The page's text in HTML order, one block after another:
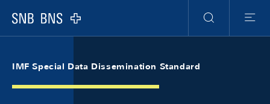
Logo
Suche
Menu
IMF Special Data Dissemination Standard